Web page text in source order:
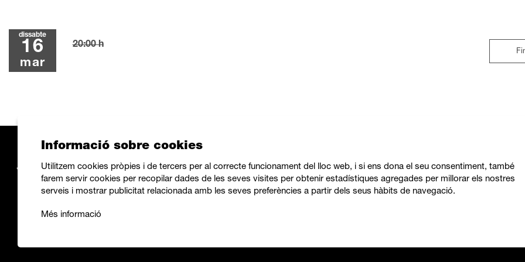
dissabte
16
mar
20:00 h
Informació sobre cookies
Utilitzem cookies pròpies i de tercers per al correcte funcionament del lloc web, i si ens dona el seu consentiment, també
farem servir cookies per recopilar dades de les seves visites per obtenir estadístiques agregades per millorar els nostres
serveis i mostrar publicitat relacionada amb les seves preferències a partir dels seus hàbits de navegació.
Més informació